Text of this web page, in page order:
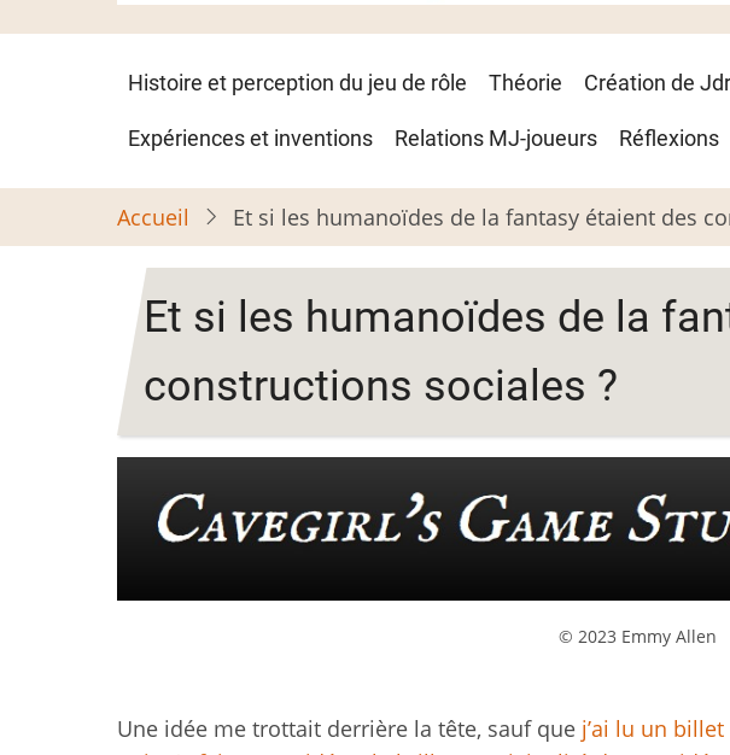
Navigation
principale
Histoire et perception du jeu de rôle Théorie Création de Jdr
Expériences et inventions Relations MJ-joueurs Réflexions
Accueil Et si les humanoïdes de la fantasy étaient des
Et si les humanoïdes de la
constructions sociales ?
© 2023 Emmy Allen
Une idée me trottait derrière la tête, sauf que j’ai lu un